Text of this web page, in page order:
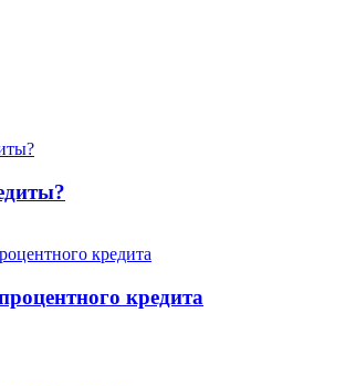
кредита